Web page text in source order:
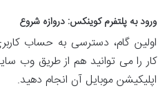
ورود به پلتفرم کوینکس: دروازه شروع
اولین گام، دسترسی به حساب
کار را می توانید هم از طریق وب
اپلیکیشن موبایل آن انجام دهید.